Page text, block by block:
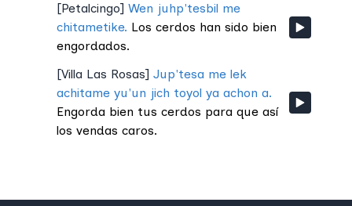
[Petalcingo] Wen juhp'tesbil me
chitametike. Los cerdos han sido bien
engordados.
[Villa Las Rosas] Jup'tesa me lek
achitame yu'un jich toyol ya achon a.
Engorda bien tus cerdos para que así
los vendas caros.